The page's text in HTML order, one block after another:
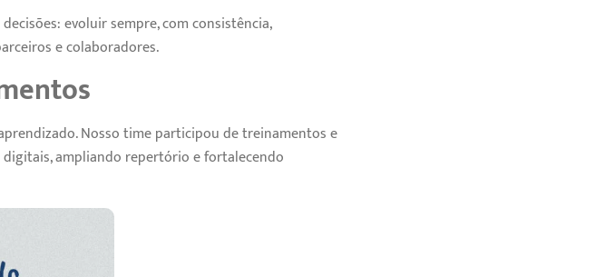
evoluir sempre, com consistência,
e colaboradores.
Nosso time participou de treinamentos e
ampliando repertório e fortalecendo